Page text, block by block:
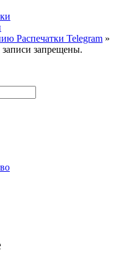
Распечатки Telegram »
запрещены.